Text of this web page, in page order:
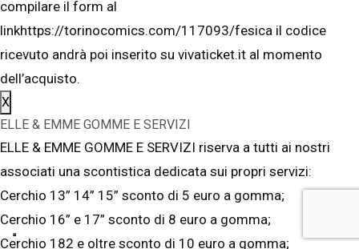
compilare il form al
linkhttps://torinocomics.com/117093/fesica il codice
ricevuto andrà poi inserito su vivaticket.it al momento
dell’acquisto.
X
ELLE & EMME GOMME E SERVIZI
ELLE & EMME GOMME E SERVIZI riserva a tutti ai nostri
associati una scontistica dedicata sui propri servizi:
Cerchio 13” 14” 15” sconto di 5 euro a gomma;
Cerchio 16” e 17” sconto di 8 euro a gomma;
Cerchio 182 e oltre sconto di 10 euro a gomma;